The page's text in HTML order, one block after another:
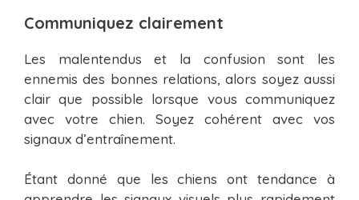
Communiquez clairement
Les malentendus et la confusion sont les
ennemis des bonnes relations, alors soyez aussi
clair que possible lorsque vous communiquez
avec votre chien. Soyez cohérent avec vos
signaux d’entraînement.
Étant donné que les chiens ont tendance à